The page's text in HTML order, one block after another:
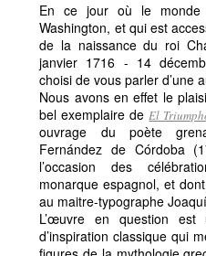
En ce jour où le
Washington, et qui est
de la naissance du roi
janvier 1716 - 14
choisi de vous parler d’une
Nous avons en effet le
bel exemplaire deEl
ouvrage du poète
Fernández de Córdoba
l’occasion des
monarque espagnol, et
au maitre-typographe
L’œuvre en question
d’inspiration classique qui